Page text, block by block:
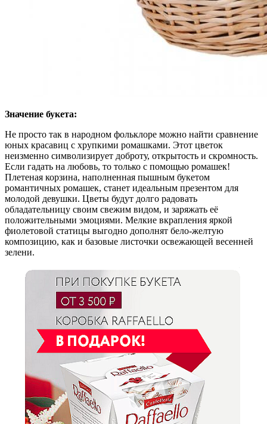
Значение букета:
Не просто так в народном фольклоре можно найти сравнение
юных красавиц с хрупкими ромашками. Этот цветок
неизменно символизирует доброту, открытость и скромность.
Если гадать на любовь, то только с помощью ромашек!
Плетеная корзина, наполненная пышным букетом
романтичных ромашек, станет идеальным презентом для
молодой девушки. Цветы будут долго радовать
обладательницу своим свежим видом, и заряжать её
положительными эмоциями. Мелкие вкрапления яркой
фиолетовой статицы выгодно дополнят бело-желтую
композицию, как и базовые листочки освежающей весенней
зелени.